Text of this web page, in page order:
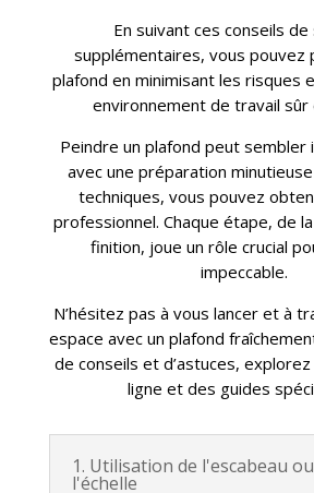
En suivant ces conseils
supplémentaires, vous pouvez
plafond en minimisant les risques
environnement de travail sûr
Peindre un plafond peut sembler
avec une préparation
techniques, vous pouvez
professionnel. Chaque étape, de
finition, joue un rôle crucial
impeccable.
N’hésitez pas à vous lancer et à
espace avec un plafond
de conseils et d’astuces,
ligne et des guides
1. Utilisation de l'escabeau
l'échelle